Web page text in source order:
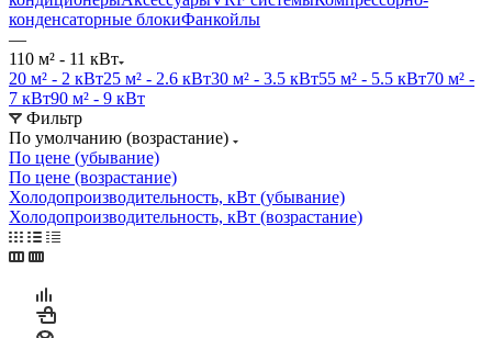
конденсаторные блокиФанкойлы
—
110 м² - 11 кВт
20 м² - 2 кВт25 м² - 2.6 кВт30 м² - 3.5 кВт55 м² - 5.5 кВт70 м² -
7 кВт90 м² - 9 кВт
Фильтр
По умолчанию (возрастание)
По цене (убывание)
По цене (возрастание)
Холодопроизводительность, кВт (убывание)
Холодопроизводительность, кВт (возрастание)